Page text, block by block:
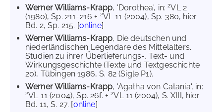
Werner Williams-Krapp, 'Dorothea', in:2VL 2
(1980), Sp. 211-216 + 2VL 11 (2004), Sp. 380, hier
Bd. 2, Sp. 215. [online]
Werner Williams-Krapp, Die deutschen und
niederländischen Legendare des Mittelalters.
Studien zu ihrer Überlieferungs-, Text- und
Wirkungsgeschichte (Texte und Textgeschichte
20), Tübingen 1986, S. 82 (Sigle P1).
Werner Williams-Krapp, 'Agatha von Catania', in:
2VL 11 (2004), Sp. 26f. +2VL 11 (2004), S. XIII, hier
Bd. 11, S. 27. [online]